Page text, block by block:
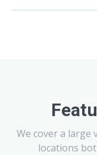
We cover a large
locations